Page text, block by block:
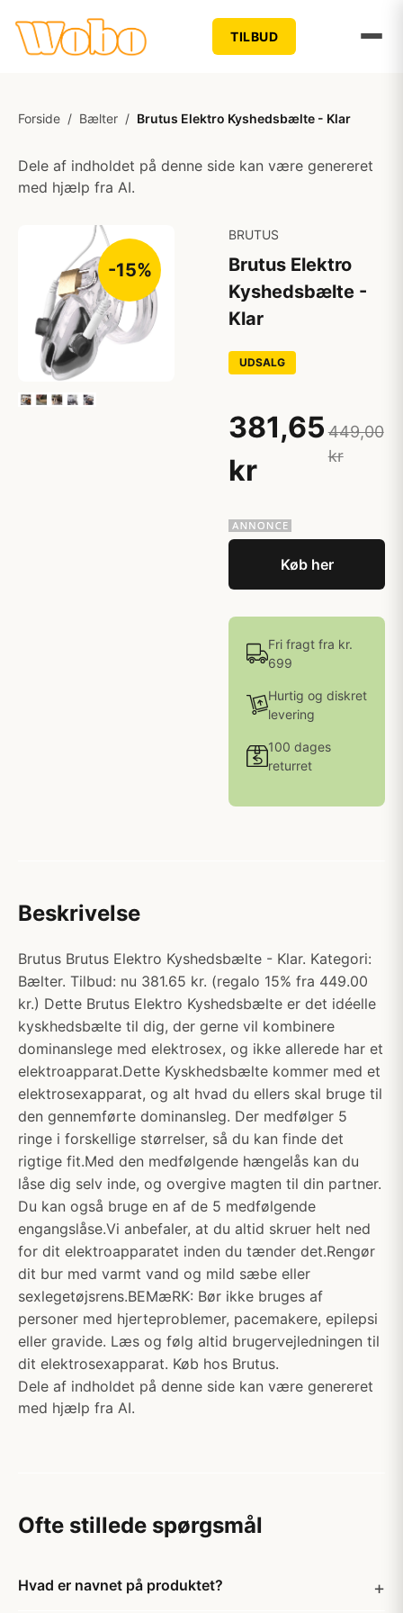
TILBUD
Forside / Bælter / Brutus Elektro Kyshedsbælte - Klar
Dele af indholdet på denne side kan være genereret
med hjælp fra AI.
-15%
BRUTUS
Brutus Elektro
Kyshedsbælte -
Klar
UDSALG
381,65
kr
449,00
kr
Køb her
Fri fragt fra kr.
699
Hurtig og diskret
levering
100 dages
returret
Beskrivelse
Brutus Brutus Elektro Kyshedsbælte - Klar. Kategori:
Bælter. Tilbud: nu 381.65 kr. (regalo 15% fra 449.00
kr.) Dette Brutus Elektro Kyshedsbælte er det idéelle
kyskhedsbælte til dig, der gerne vil kombinere
dominanslege med elektrosex, og ikke allerede har et
elektroapparat.Dette Kyskhedsbælte kommer med et
elektrosexapparat, og alt hvad du ellers skal bruge til
den gennemførte dominansleg. Der medfølger 5
ringe i forskellige størrelser, så du kan finde det
rigtige fit.Med den medfølgende hængelås kan du
låse dig selv inde, og overgive magten til din partner.
Du kan også bruge en af de 5 medfølgende
engangslåse.Vi anbefaler, at du altid skruer helt ned
for dit elektroapparatet inden du tænder det.Rengør
dit bur med varmt vand og mild sæbe eller
sexlegetøjsrens.BEMæRK: Bør ikke bruges af
personer med hjerteproblemer, pacemakere, epilepsi
eller gravide. Læs og følg altid brugervejledningen til
dit elektrosexapparat. Køb hos Brutus.
Dele af indholdet på denne side kan være genereret
med hjælp fra AI.
Ofte stillede spørgsmål
Hvad er navnet på produktet?